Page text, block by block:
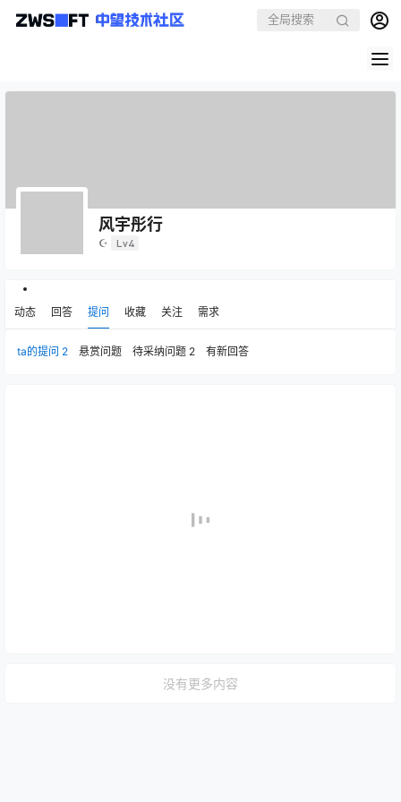
风宇彤行
☪ Lv4
动态 回答 提问 收藏 关注 需求
ta的提问 2 悬赏问题 待采纳问题 2 有新回答
没有更多内容